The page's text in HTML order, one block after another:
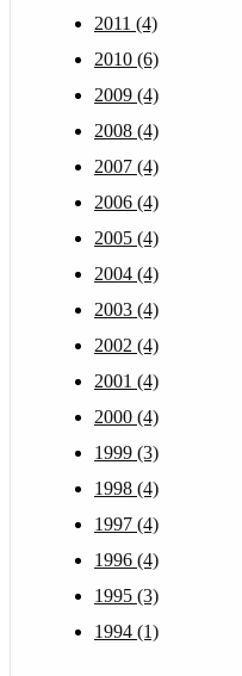
2011 (4)
2010 (6)
2009 (4)
2008 (4)
2007 (4)
2006 (4)
2005 (4)
2004 (4)
2003 (4)
2002 (4)
2001 (4)
2000 (4)
1999 (3)
1998 (4)
1997 (4)
1996 (4)
1995 (3)
1994 (1)